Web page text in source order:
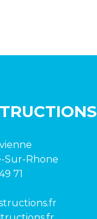
Sur-Rhone
71